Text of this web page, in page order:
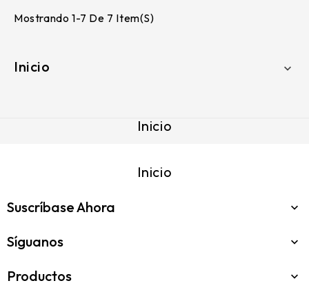
Mostrando 1-7 De 7 Item(s)
Inicio 
Inicio
Inicio
Suscríbase Ahora 
Síguanos 
Productos 